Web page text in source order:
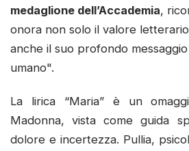
medaglione dell’Accademia,
onora non solo il valore
anche il suo profondo
umano".
La lirica “Maria” è un
Madonna, vista come guida
dolore e incertezza. Pullia,